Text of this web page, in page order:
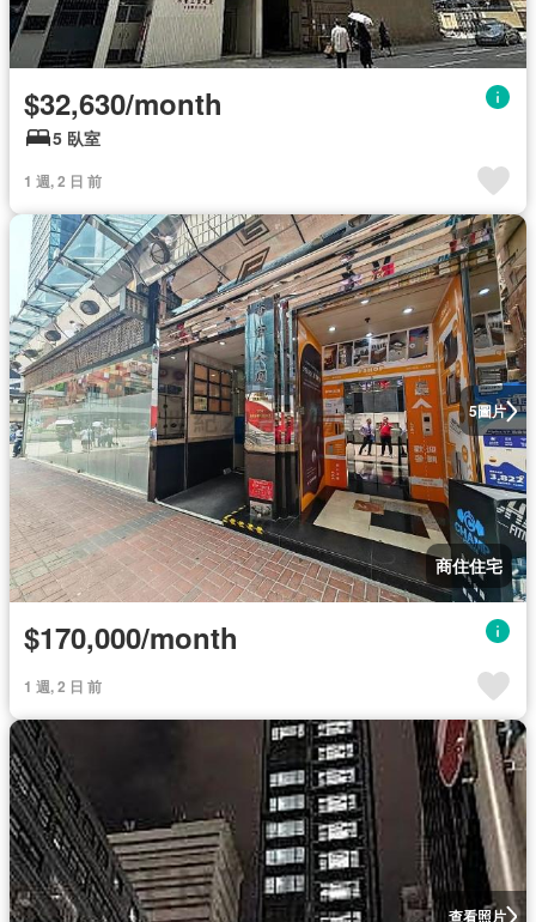
$32,630/month
5 臥室
1 週, 2 日 前
5圖片
商住住宅
$170,000/month
1 週, 2 日 前
查看照片